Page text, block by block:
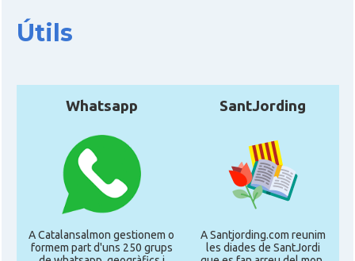
Útils
Whatsapp
A Catalansalmon gestionem o
formem part d'uns 250 grups
SantJording
A Santjording.com reunim
les diades de SantJordi